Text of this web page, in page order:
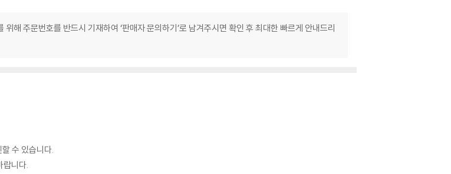
해 주문번호를 반드시 기재하여 ‘판매자 문의하기’로 남겨주시면 확인 후 최대한 빠르게 안내드리
수 있습니다.
랍니다.